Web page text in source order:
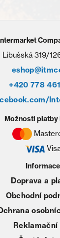
Libušská 319/
+420 778
Informace
Doprava a
Obchodní
Reklamační
Možnosti platby